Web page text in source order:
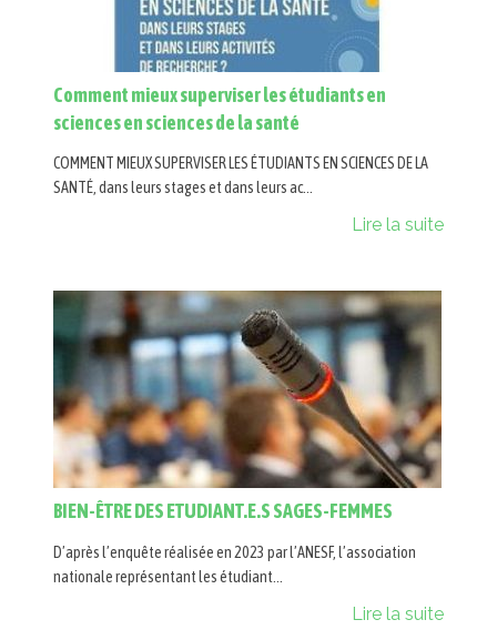
Comment mieux superviser les étudiants en
sciences en sciences de la santé
COMMENT MIEUX SUPERVISER LES ÉTUDIANTS EN SCIENCES DE LA
SANTÉ, dans leurs stages et dans leurs ac...
Lire la suite
BIEN-ÊTRE DES ETUDIANT.E.S SAGES-FEMMES
D’après l’enquête réalisée en 2023 par l’ANESF, l’association
nationale représentant les étudiant...
Lire la suite